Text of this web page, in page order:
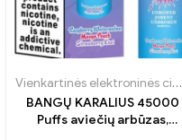
Vienkartinės elektroninės cigaretės Portugalija
BANGŲ KARALIUS 45000
Puffs aviečių arbūzas,